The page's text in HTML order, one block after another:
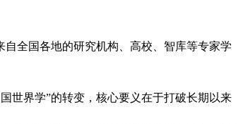
全国各地的研究机构、高校、智库等专家学
世界学”的转变，核心要义在于打破长期以来